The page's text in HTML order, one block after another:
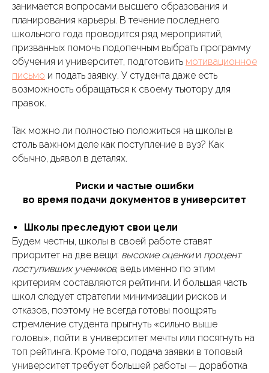
занимается вопросами высшего образования и
планирования карьеры. В течение последнего
школьного года проводится ряд мероприятий,
призванных помочь подопечным выбрать программу
обучения и университет, подготовить мотивационное
письмо и подать заявку. У студента даже есть
возможность обращаться к своему тьютору для
правок.
Так можно ли полностью положиться на школы в
столь важном деле как поступление в вуз? Как
обычно, дьявол в деталях.
Риски и частые ошибки
во время подачи документов в университет
Школы преследуют свои цели
Будем честны, школы в своей работе ставят
приоритет на две вещи: высокие оценки и процент
поступивших учеников, ведь именно по этим
критериям составляются рейтинги. И большая часть
школ следует стратегии минимизации рисков и
отказов, поэтому не всегда готовы поощрять
стремление студента прыгнуть «сильно выше
головы», пойти в университет мечты или посягнуть на
топ рейтинга. Кроме того, подача заявки в топовый
университет требует большей работы — доработка